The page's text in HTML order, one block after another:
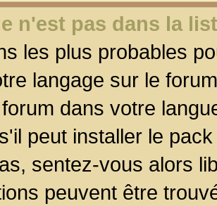
n'est pas dans la
les plus probables
langage sur le
dans votre
peut installer le
sentez-vous alors
peuvent être